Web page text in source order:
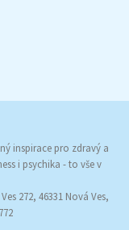
inspirace pro zdravý a
i psychika - to vše v
272, 46331 Nová Ves,